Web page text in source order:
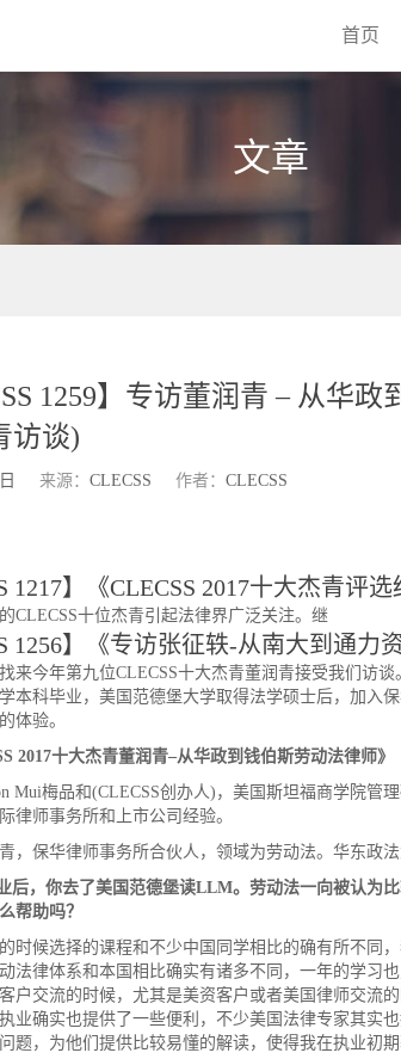
首页
文章
1259】专访董润青 – 从华
访谈)
来源： CLECSS 作者： CLECSS
1217】《CLECSS 2017十大杰青评选
CLECSS十位杰青引起法律界广泛关注。继
1256】《专访张征轶-从南大到通力
来今年第九位CLECSS十大杰青董润青接受我们访
本科毕业，美国范德堡大学取得法学硕士后，加入
体验。
2017十大杰青董润青–从华政到钱伯斯劳动法律师》
Mui梅品和(CLECSS创办人)，美国斯坦福商学院管
律师事务所和上市公司经验。
，保华律师事务所合伙人，领域为劳动法。华东政
后，你去了美国范德堡读LLM。劳动法一向被认为
帮助吗？
时候选择的课程和不少中国同学相比的确有所不同
法律体系和本国相比确实有诸多不同，一年的学习
户交流的时候，尤其是美资客户或者美国律师交流
业确实也提供了一些便利，不少美国法律专家其实
题，为他们提供比较易懂的解读，使得我在执业初